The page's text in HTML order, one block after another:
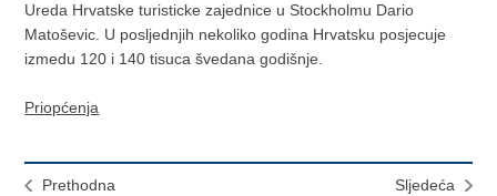
Ureda Hrvatske turisticke zajednice u Stockholmu Dario
Matoševic. U posljednjih nekoliko godina Hrvatsku posjecuje
izmedu 120 i 140 tisuca švedana godišnje.
Priopćenja
Prethodna
Sljedeća